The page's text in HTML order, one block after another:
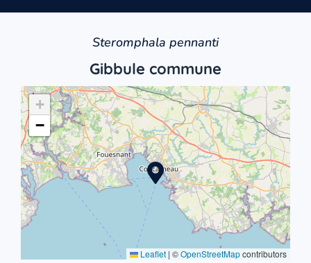
Steromphala pennanti
Gibbule commune
+
−
Leaflet | ©OpenStreetMapcontributors